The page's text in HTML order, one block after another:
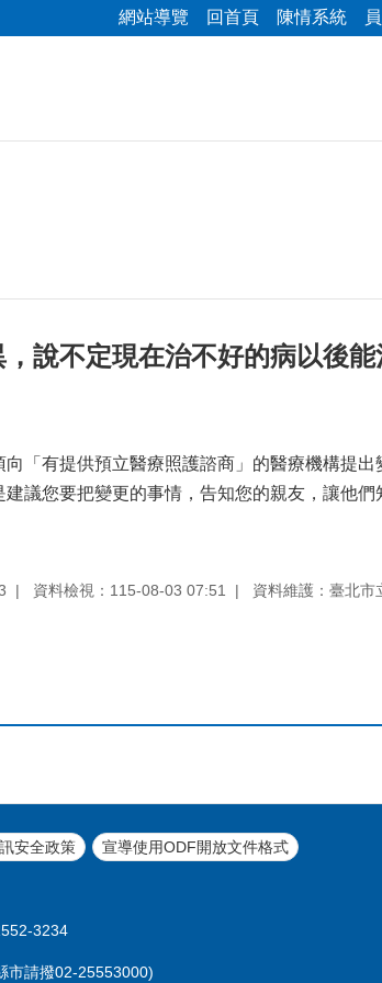
網站導覽 回首頁 陳情系統
，說不定現在治不好的病以後
「有提供預立醫療照護諮商」的醫療機構提出
議您要把變更的事情，告知您的親友，讓他
資料檢視：115-08-03 07:51 資料維護：臺北市
安全政策 宣導使用ODF開放文件格式
3234
市請撥02-25553000)